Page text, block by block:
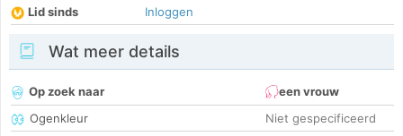
Lid sinds
Inloggen
Wat meer details
Op zoek naar
een vrouw
Ogenkleur
Niet gespecificeerd